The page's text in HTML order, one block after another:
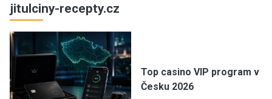
jitulciny-recepty.cz
Top casino VIP program v
Česku 2026